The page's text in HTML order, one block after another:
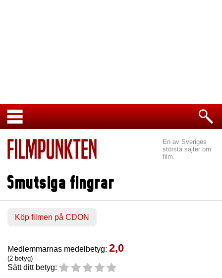
En av Sveriges
största sajter om
film.
Smutsiga fingrar
Köp filmen på CDON
Medlemmarnas medelbetyg: 2,0
(2 betyg)
Sätt ditt betyg: